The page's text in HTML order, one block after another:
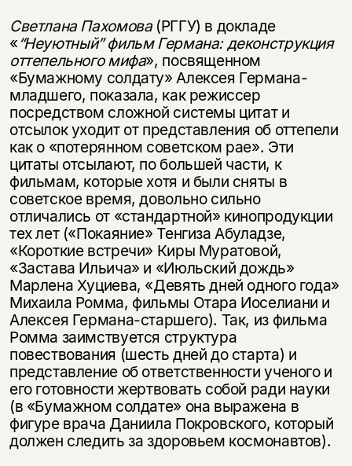
Светлана Пахомова (РГГУ) в докладе
« “Неуютный” фильм Германа: декон­струкция
оттепельного мифа», посвященном
«Бумажному солдату» Алексея Германа-
младшего, показала, как режиссер
посредством сложной системы цитат и
отсылок уходит от представления об оттепели
как о «потерянном советском рае». Эти
цитаты отсылают, по большей части, к
фильмам, которые хотя и были сняты в
советское время, довольно сильно
отличались от «стандартной» кинопродукции
тех лет («Покаяние» Тенгиза Абуладзе,
«Короткие встречи» Киры Муратовой,
«Застава Ильича» и «Июльский дождь»
Марлена Хуциева, «Девять дней одного года»
Михаила Ромма, фильмы Отара Иоселиани и
Алексея Германа-старшего). Так, из фильма
Ромма заимствуется структура
повествования (шесть дней до старта) и
представление об ответственности ученого и
его готовности жертвовать собой ради науки
(в «Бумажном солдате» она выражена в
фигуре врача Даниила Покровского, который
должен следить за здоровьем космонавтов).